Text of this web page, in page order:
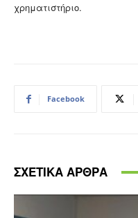
χρηματιστήριο.
Facebook
ΣΧΕΤΙΚΑ ΑΡΘΡΑ